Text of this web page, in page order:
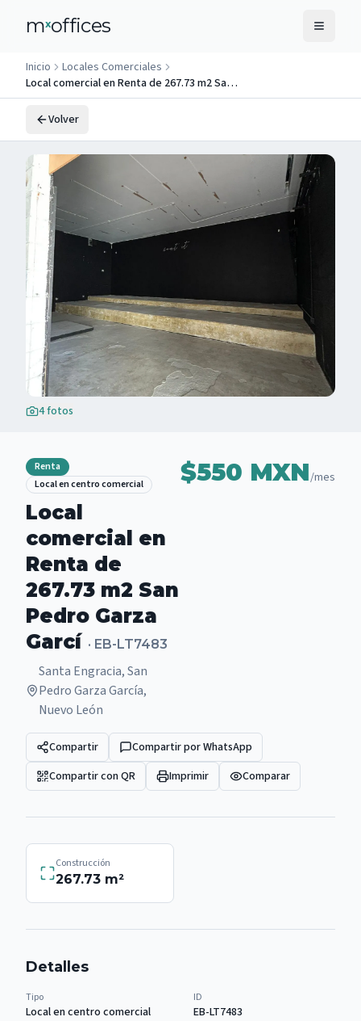
mxoffices
Inicio
Locales Comerciales
Local comercial en Renta de 267.73 m2 San Pedro Garza Garcí
Volver
4fotos
Renta
Local en centro comercial
Local
comercial en
Renta de
267.73 m2 San
Pedro Garza
Garcí · EB-LT7483
Santa Engracia, San
Pedro Garza García,
Nuevo León
$550 MXN/mes
Compartir
Compartir por WhatsApp
Compartir con QR
Imprimir Comparar
Construcción
267.73 m²
Detalles
Tipo
Local en centro comercial
ID
EB-LT7483